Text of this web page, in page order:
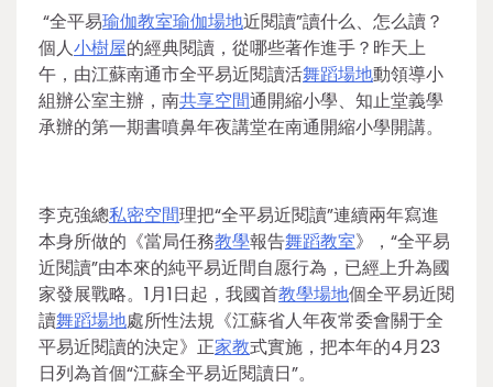
“全平易瑜伽教室瑜伽場地近閱讀”讀什么、怎么讀？
個人小樹屋的經典閱讀，從哪些著作進手？昨天上
午，由江蘇南通市全平易近閱讀活舞蹈場地動領導小
組辦公室主辦，南共享空間通開縮小學、知止堂義學
承辦的第一期書噴鼻年夜講堂在南通開縮小學開講。
李克強總私密空間理把“全平易近閱讀”連續兩年寫進
本身所做的《當局任務教學報告舞蹈教室》，“全平易
近閱讀”由本來的純平易近間自愿行為，已經上升為國
家發展戰略。1月1日起，我國首教學場地個全平易近閱
讀舞蹈場地處所性法規《江蘇省人年夜常委會關于全
平易近閱讀的決定》正家教式實施，把本年的4月23
日列為首個“江蘇全平易近閱讀日”。